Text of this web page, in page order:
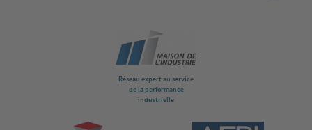
Réseau expert au service
de la performance
industrielle